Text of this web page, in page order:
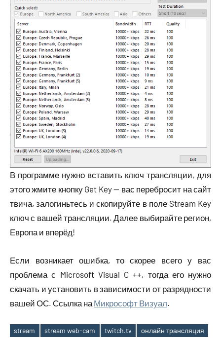
В программе нужно вставить ключ трансляции, для
этого жмите кнопку Get Key — вас перебросит на сайт
твича, залогиньтесь и скопируйте в поле Stream Key
ключ с вашей трансляции. Далее выбирайте регион,
Европа и вперёд!
Если возникает ошибка, то скорее всего у вас
проблема с Microsoft Visual C ++, тогда его нужно
скачать и установить в зависимости от разрядности
вашей ОС. Ссылка на Микрософт Визуал.
stream stream web-cam twitch.tv
онлайн трансляция